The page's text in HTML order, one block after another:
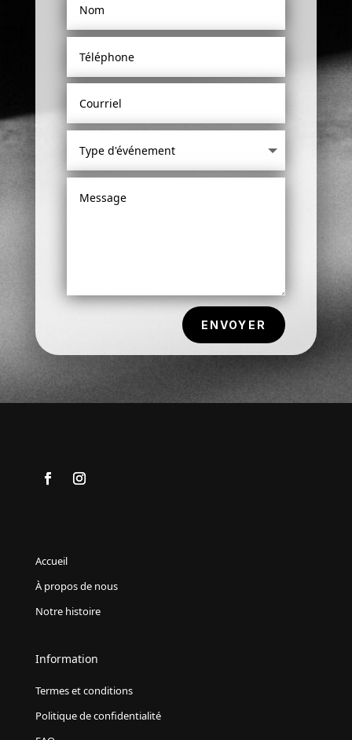
ENVOYER
Accueil
À propos de nous
Notre histoire
Information
Termes et conditions
Politique de confidentialité